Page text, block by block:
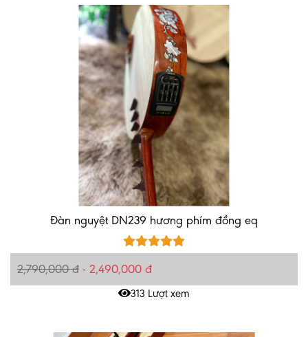
Đàn nguyệt DN239 hương phím đồng eq
2,790,000 đ - 2,490,000 đ
313 Lượt xem